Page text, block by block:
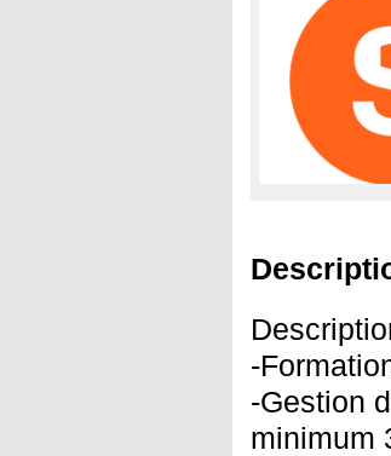
-
-Gestion
minimum